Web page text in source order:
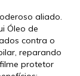
aliado.
Óleo de
contra o
reparando
protetor